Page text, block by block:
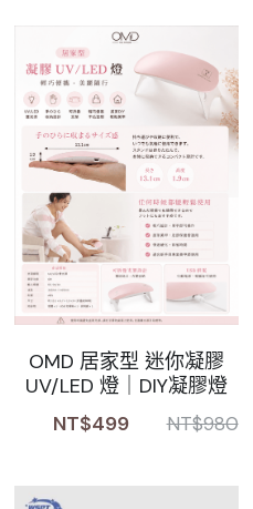
PreMedi眼部護理
數位電子書
經典單根圓毛
超值購物金
WL睫毛
小紅書款
扁毛調色
極細睫毛
WORLDLASH
睫毛黑膠
睫毛卸除
Sale睫毛
絕版扁毛
轉頭凝膠
檢定商品
OEM訂製
技術課程
最新文章
教學教室
NEA睫毛協會
搜索
繁體中文
註冊/
OMD 居家型 迷你凝膠
UV/LED 燈｜DIY凝膠燈
NT$499
NT$980